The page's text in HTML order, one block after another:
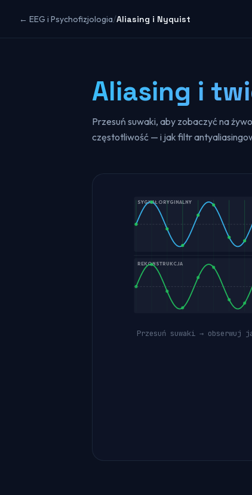
← EEG i Psychofizjologia/Aliasing i Nyquist
Aliasing i
Przesuń suwaki, aby zobaczyć na
częstotliwość — i jak filtr
SYGNAŁ ORYGINALNY
REKONSTRUKCJA
Przesuń suwaki → obserwuj